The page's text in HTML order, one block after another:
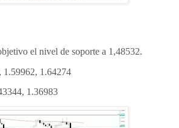
el nivel de soporte a 1,48532.
1.64274
1.36983